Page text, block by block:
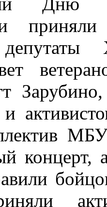
концерт,